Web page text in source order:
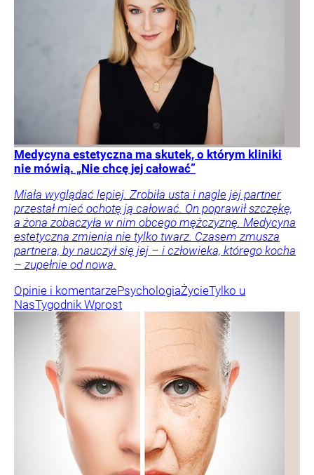
Medycyna estetyczna ma skutek, o którym kliniki
nie mówią. „Nie chcę jej całować”
Miała wyglądać lepiej. Zrobiła usta i nagle jej partner
przestał mieć ochotę ją całować. On poprawił szczękę,
a żona zobaczyła w nim obcego mężczyznę. Medycyna
estetyczna zmienia nie tylko twarz. Czasem zmusza
partnera, by nauczył się jej – i człowieka, którego kocha
– zupełnie od nowa.
Opinie i komentarzePsychologiaŻycieTylko u
NasTygodnik Wprost